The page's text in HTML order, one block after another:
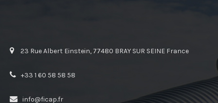
23 Rue Albert Einstein, 77480 BRAY SUR SEINE France
+33 1 60 58 58 58
info@ficap.fr